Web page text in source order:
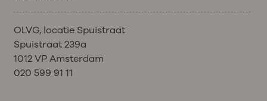
OLVG, locatie Spuistraat
Spuistraat 239a
1012 VP Amsterdam
020 599 91 11